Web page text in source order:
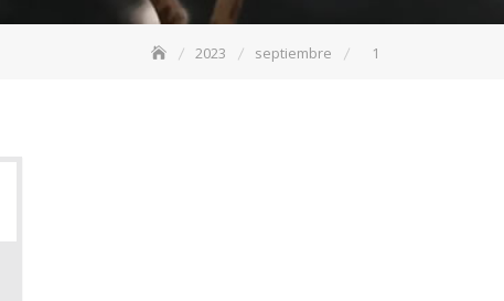
2023 septiembre 1